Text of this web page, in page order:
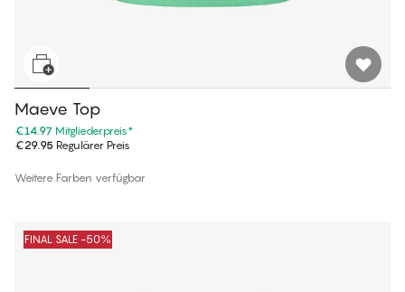
Maeve Top
€14.97 Mitgliederpreis*
€29.95 Regulärer Preis
Weitere Farben verfügbar
FINAL SALE -50%